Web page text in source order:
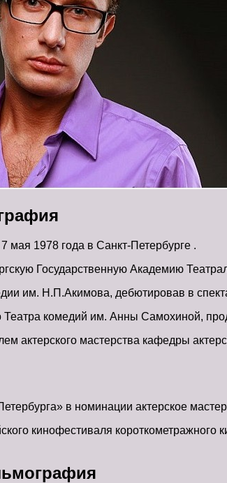
мая 1978 года в Санкт-Петербурге .
Государственную Академию
им. Н.П.Акимова, дебютировав в
Театра комедий им. Анны Самохиной,
актерского мастерства кафедры
в номинации актерское
кинофестиваля